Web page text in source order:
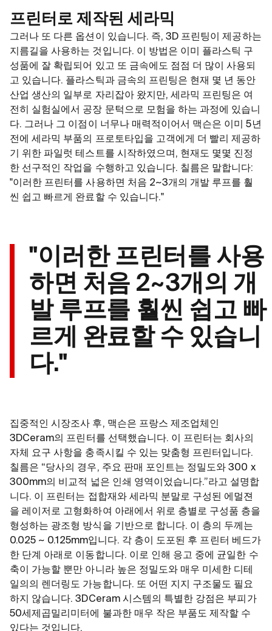
프린터로 제작된 세라믹
그러나 또 다른 옵션이 있습니다. 즉, 3D 프린팅이 제공하는
지름길을 사용하는 것입니다. 이 방법은 이미 플라스틱 구
성품에 잘 확립되어 있고 또 금속에도 점점 더 많이 사용되
고 있습니다. 플라스틱과 금속의 프린팅은 현재 몇 년 동안
산업 생산의 일부로 자리잡아 왔지만, 세라믹 프린팅은 여
전히 실험실에서 공장 문턱으로 모험을 하는 과정에 있습니
다. 그러나 그 이점이 너무나 매력적이어서 맥슨은 이미 5년
전에 세라믹 부품의 프로토타입을 고객에게 더 빨리 제공하
기 위한 파일럿 테스트를 시작하였으며, 현재도 몇몇 진정
한 선구적인 작업을 수행하고 있습니다. 칠름은 말합니다:
"이러한 프린터를 사용하면 처음 2~3개의 개발 루프를 훨
씬 쉽고 빠르게 완료할 수 있습니다."
"이러한 프린터를 사용
하면 처음 2~3개의 개
발 루프를 훨씬 쉽고 빠
르게 완료할 수 있습니
다."
집중적인 시장조사 후, 맥슨은 프랑스 제조업체인
3DCeram의 프린터를 선택했습니다. 이 프린터는 회사의
자체 요구 사항을 충족시킬 수 있는 맞춤형 프린터입니다.
칠름은 “당사의 경우, 주요 판매 포인트는 정밀도와 300 x
300mm의 비교적 넓은 인쇄 영역이었습니다.”라고 설명합
니다. 이 프린터는 접합재와 세라믹 분말로 구성된 에멀젼
을 레이저로 고형화하여 아래에서 위로 층별로 구성품 층을
형성하는 광조형 방식을 기반으로 합니다. 이 층의 두께는
0.025 ~ 0.125mm입니다. 각 층이 도포된 후 프린터 베드가
한 단계 아래로 이동합니다. 이로 인해 응고 중에 균일한 수
축이 가능할 뿐만 아니라 높은 정밀도와 매우 미세한 디테
일의의 렌더링도 가능합니다. 또 어떤 지지 구조물도 필요
하지 않습니다. 3DCeram 시스템의 특별한 강점은 부피가
50세제곱밀리미터에 불과한 매우 작은 부품도 제작할 수
있다는 것입니다.